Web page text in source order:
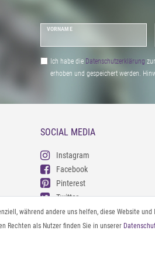
VORNAME
Ich habe die Daten­schutz­erklärung
erhoben und gespeichert werden.
SOCIAL MEDIA
Instagram
Facebook
Pinterest
Twitter
Youtube
Threads
während andere uns helfen, diese Website und
Rechten als Nutzer finden Sie in unserer